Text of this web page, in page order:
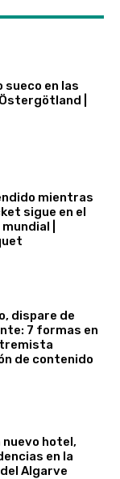
sueco en las
|
mientras
sigue en el
|
dispare de
7 formas en
de contenido
nuevo hotel,
en la
Algarve